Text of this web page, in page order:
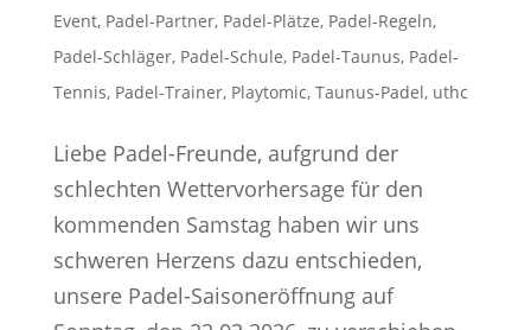
Event, Padel-Partner, Padel-Plätze, Padel-Regeln,
Padel-Schläger, Padel-Schule, Padel-Taunus, Padel-
Tennis, Padel-Trainer, Playtomic, Taunus-Padel, uthc
Liebe Padel-Freunde, aufgrund der
schlechten Wettervorhersage für den
kommenden Samstag haben wir uns
schweren Herzens dazu entschieden,
unsere Padel-Saisoneröffnung auf